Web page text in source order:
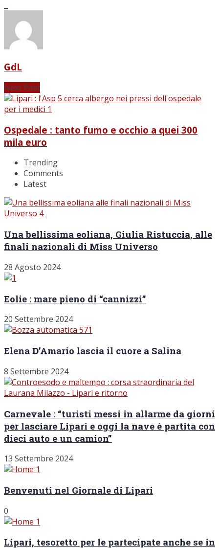
GdL
Next Post
Ospedale : tanto fumo e occhio a quei 300
mila euro
Trending
Comments
Latest
Una bellissima eoliana, Giulia Ristuccia, alle
finali nazionali di Miss Universo
28 Agosto 2024
Eolie : mare pieno di “cannizzi”
20 Settembre 2024
Elena D’Amario lascia il cuore a Salina
8 Settembre 2024
Carnevale : “turisti messi in allarme da giorni
per lasciare Lipari e oggi la nave è partita con
dieci auto e un camion”
13 Settembre 2024
Benvenuti nel Giornale di Lipari
0
Lipari, tesoretto per le partecipate anche se in